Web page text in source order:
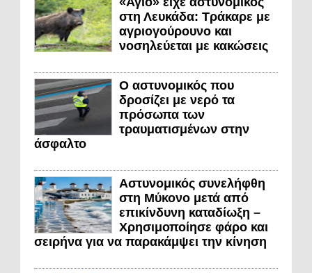
στη Λευκάδα: Τράκαρε με
αγριογούρουνο και
νοσηλεύεται με κακώσεις
Ο αστυνομικός που
δροσίζει με νερό τα
πρόσωπα των
τραυματισμένων στην
άσφαλτο
Αστυνομικός συνελήφθη
στη Μύκονο μετά από
επικίνδυνη καταδίωξη –
Χρησιμοποίησε φάρο και
σειρήνα για να παρακάμψει την κίνηση